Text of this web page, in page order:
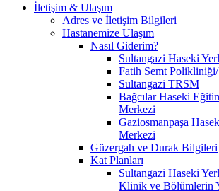
İletişim & Ulaşım
Adres ve İletişim Bilgileri
Hastanemize Ulaşım
Nasıl Giderim?
Sultangazi Haseki
Fatih Semt
Sultangazi TRSM
Bağcılar Haseki
Merkezi
Gaziosmanpaşa
Merkezi
Güzergah ve Durak Bilgileri
Kat Planları
Sultangazi Haseki
Klinik ve Bölümlerin